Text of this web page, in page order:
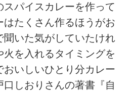
スパイスカレーを作って
たくさん作るほうがお
聞いた気がしていたけれ
火を入れるタイミングを
いしいひとり分カレー
しおりさんの著書『自